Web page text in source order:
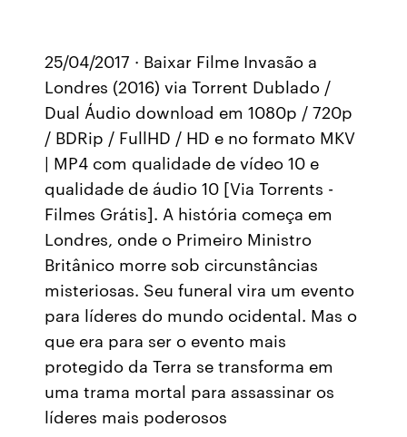
25/04/2017 · Baixar Filme Invasão a
Londres (2016) via Torrent Dublado /
Dual Áudio download em 1080p / 720p
/ BDRip / FullHD / HD e no formato MKV
| MP4 com qualidade de vídeo 10 e
qualidade de áudio 10 [Via Torrents -
Filmes Grátis]. A história começa em
Londres, onde o Primeiro Ministro
Britânico morre sob circunstâncias
misteriosas. Seu funeral vira um evento
para líderes do mundo ocidental. Mas o
que era para ser o evento mais
protegido da Terra se transforma em
uma trama mortal para assassinar os
líderes mais poderosos